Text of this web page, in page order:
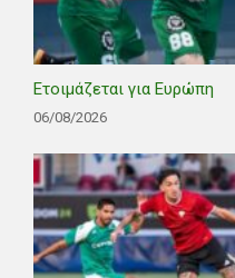
Ετοιμάζεται για Ευρώπη
06/08/2026